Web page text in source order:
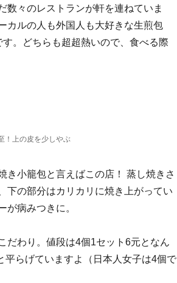
数々のレストランが軒を連ねていま
カルの人も外国人も大好きな生煎包
。どちらも超超熱いので、食べる際
！上の皮を少しやぶ
き小籠包と言えばこの店！ 蒸し焼きさ
下の部分はカリカリに焼き上がってい
が病みつきに。
だわり。値段は4個1セット6元となん
平らげていますよ（日本人女子は4個で